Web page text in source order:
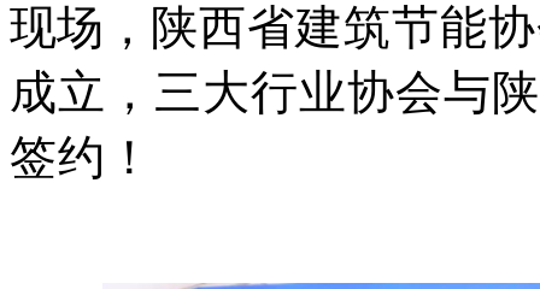
现场， 陕西省建筑节能
成立，三大行业协会与
签约！